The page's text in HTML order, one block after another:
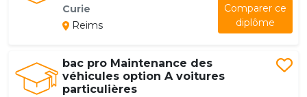
Curie
Reims
Comparer ce
diplôme
bac pro Maintenance des
véhicules option A voitures
particulières